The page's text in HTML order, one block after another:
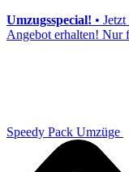
Umzugsspecial! •
Angebot erhalten! Nur
Speedy Pack Umzüge